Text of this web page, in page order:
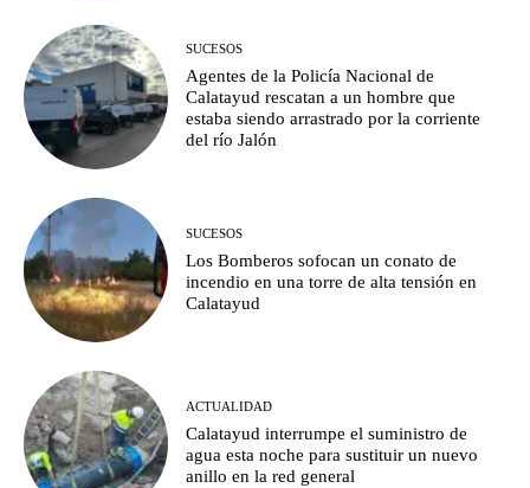
SUCESOS
Agentes de la Policía Nacional de
Calatayud rescatan a un hombre que
estaba siendo arrastrado por la corriente
del río Jalón
SUCESOS
Los Bomberos sofocan un conato de
incendio en una torre de alta tensión en
Calatayud
ACTUALIDAD
Calatayud interrumpe el suministro de
agua esta noche para sustituir un nuevo
anillo en la red general